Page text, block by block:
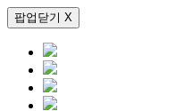
팝업닫기 X